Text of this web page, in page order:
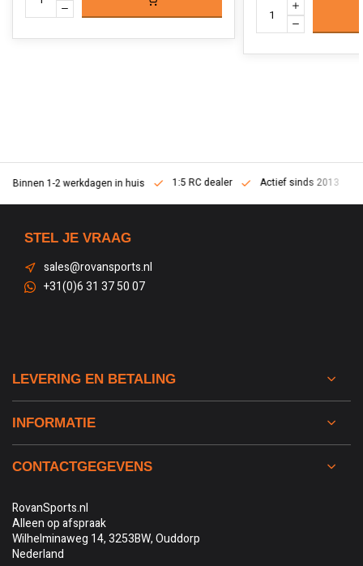
Binnen 1-2 werkdagen in huis 1:5 RC dealer Actief sinds 2013
STEL JE VRAAG
sales@rovansports.nl
+31(0)6 31 37 50 07
LEVERING EN BETALING
INFORMATIE
CONTACTGEGEVENS
RovanSports.nl
Alleen op afspraak
Wilhelminaweg 14, 3253BW, Ouddorp
Nederland